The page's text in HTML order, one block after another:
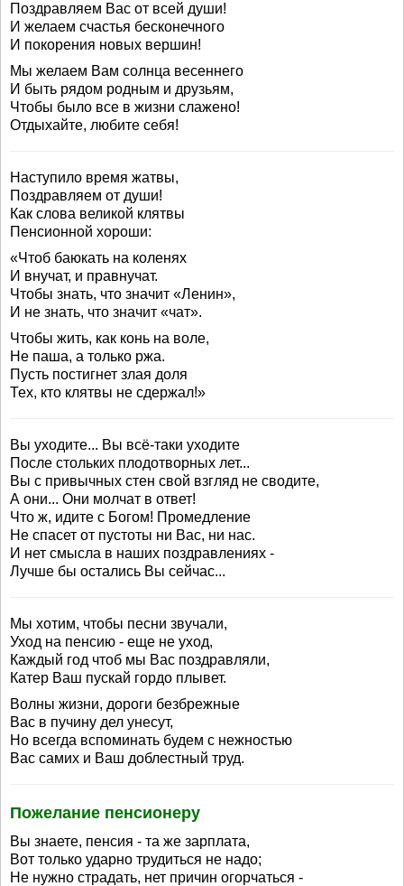
Поздравляем Вас от всей души!
И желаем счастья бесконечного
И покорения новых вершин!
Мы желаем Вам солнца весеннего
И быть рядом родным и друзьям,
Чтобы было все в жизни слажено!
Отдыхайте, любите себя!
Наступило время жатвы,
Поздравляем от души!
Как слова великой клятвы
Пенсионной хороши:
«Чтоб баюкать на коленях
И внучат, и правнучат.
Чтобы знать, что значит «Ленин»,
И не знать, что значит «чат».
Чтобы жить, как конь на воле,
Не паша, а только ржа.
Пусть постигнет злая доля
Тех, кто клятвы не сдержал!»
Вы уходите... Вы всё-таки уходите
После стольких плодотворных лет...
Вы с привычных стен свой взгляд не сводите,
А они... Они молчат в ответ!
Что ж, идите с Богом! Промедление
Не спасет от пустоты ни Вас, ни нас.
И нет смысла в наших поздравлениях -
Лучше бы остались Вы сейчас...
Мы хотим, чтобы песни звучали,
Уход на пенсию - еще не уход,
Каждый год чтоб мы Вас поздравляли,
Катер Ваш пускай гордо плывет.
Волны жизни, дороги безбрежные
Вас в пучину дел унесут,
Но всегда вспоминать будем с нежностью
Вас самих и Ваш доблестный труд.
Пожелание пенсионеру
Вы знаете, пенсия - та же зарплата,
Вот только ударно трудиться не надо;
Не нужно страдать, нет причин огорчаться -